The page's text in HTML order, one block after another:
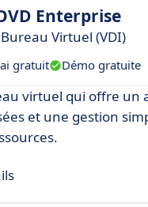
Enterprise
Virtuel (VDI)
gratuit Démo gratuite
virtuel qui offre un
et une gestion